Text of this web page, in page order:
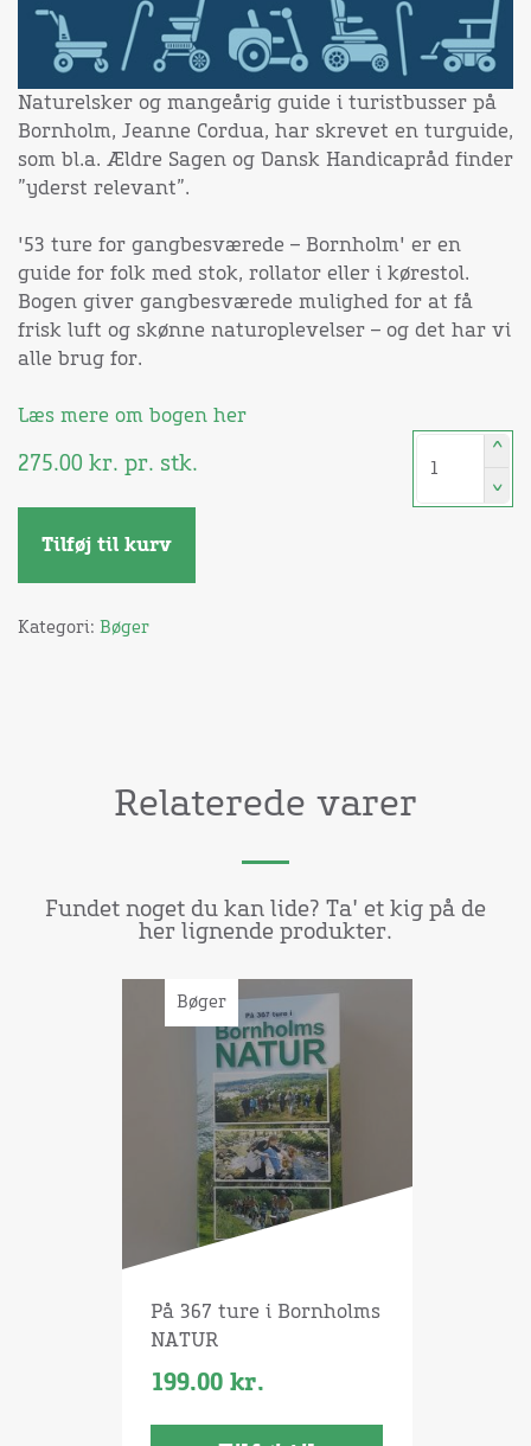
Naturelsker og mangeårig guide i turistbusser på
Bornholm, Jeanne Cordua, har skrevet en turguide,
som bl.a. Ældre Sagen og Dansk Handicapråd finder
”yderst relevant”.
'53 ture for gangbesværede – Bornholm' er en
guide for folk med stok, rollator eller i kørestol.
Bogen giver gangbesværede mulighed for at få
frisk luft og skønne naturoplevelser – og det har vi
alle brug for.
Læs mere om bogen her
275.00 kr. pr. stk.
^
^
Tilføj til kurv
Kategori: Bøger
Relaterede varer
Fundet noget du kan lide? Ta' et kig på de
her lignende produkter.
Bøger
På 367 ture i Bornholms
NATUR
199.00 kr.